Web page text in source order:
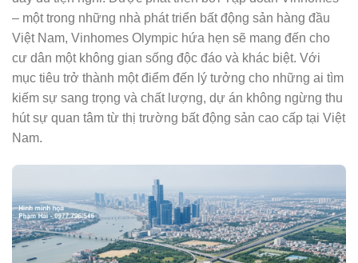
– một trong những nhà phát triển bất động sản hàng đầu
Việt Nam, Vinhomes Olympic hứa hẹn sẽ mang đến cho
cư dân một không gian sống độc đáo và khác biệt. Với
mục tiêu trở thành một điểm đến lý tưởng cho những ai tìm
kiếm sự sang trọng và chất lượng, dự án không ngừng thu
hút sự quan tâm từ thị trường bất động sản cao cấp tại Việt
Nam.